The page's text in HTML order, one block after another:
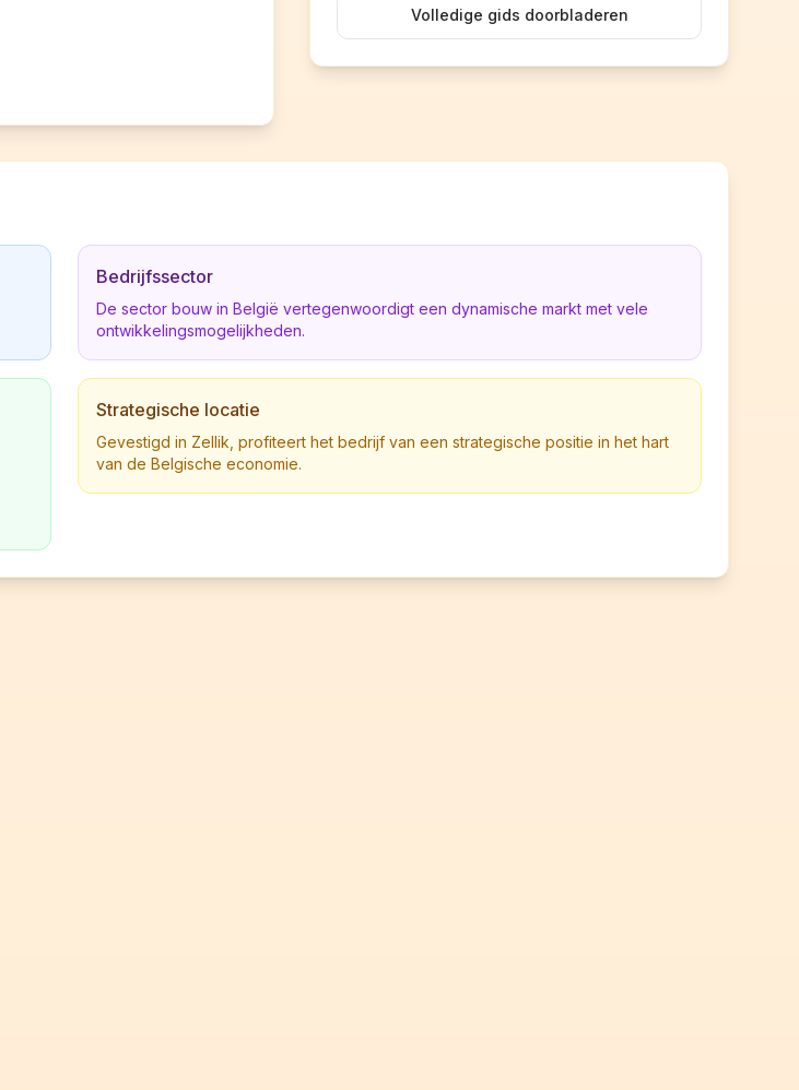
Volledige gids doorbladeren
Bedrijfssector
De sector bouw in België vertegenwoordigt een dynamische markt met vele
ontwikkelingsmogelijkheden.
Strategische locatie
Gevestigd in Zellik, profiteert het bedrijf van een strategische positie in het hart
van de Belgische economie.